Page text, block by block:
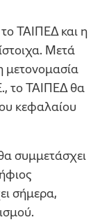
ΤΑΙΠΕΔ και η
Μετά
μετονομασία
το ΤΑΙΠΕΔ θα
κεφαλαίου
συμμετάσχει
σήμερα,